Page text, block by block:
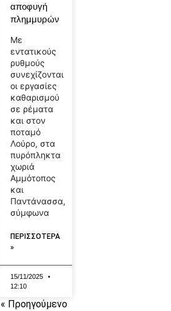
αποφυγή
πλημμυρών
Με
εντατικούς
ρυθμούς
συνεχίζονται
οι εργασίες
καθαρισμού
σε ρέματα
και στον
ποταμό
Λούρο, στα
πυρόπληκτα
χωριά
Αμμότοπος
και
Παντάνασσα,
σύμφωνα
ΠΕΡΙΣΣΟΤΕΡΑ
»
15/11/2025
12:10
« Προηγούμενο